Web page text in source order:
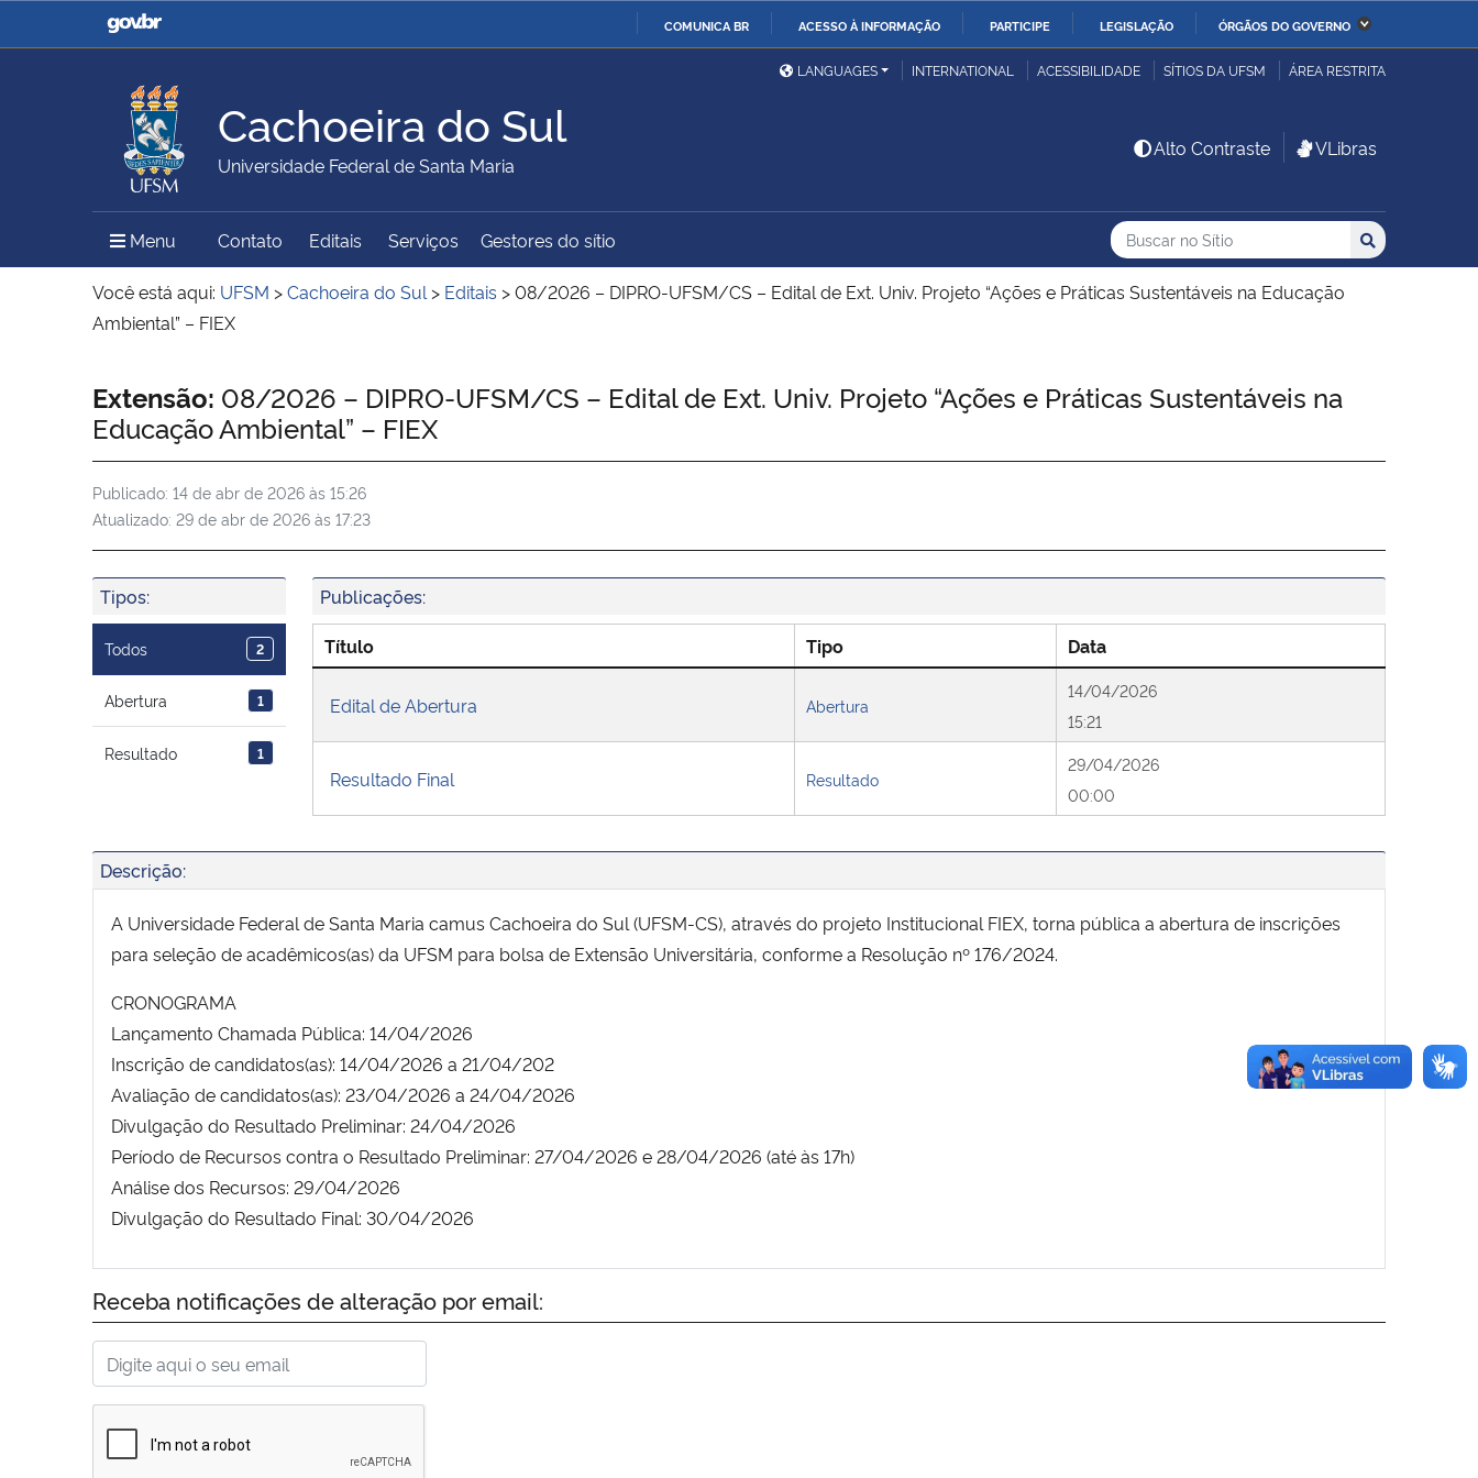
COMUNICA BR ACESSO À INFORMAÇÃO PARTICIPE LEGISLAÇÃO ÓRGÃOS DO GOVERNO
Casa Civil
Ministério da Justiça e
Ministério da Defesa
Ministério das Relações
Exteriores
Ministério da Economia Ministério da Infraestrutura
Ministério da Agricultura,
Pecuária e Abastecimento
Ministério da Educação Ministério da Cidadania
Ministério da Ciência,
Tecnologia, Inovações e
Ministério do Meio Ambiente Ministério do Turismo
Ministério do
Desenvolvimento Regional
União
Família e dos Direitos
Institucional
LANGUAGES INTERNATIONAL ACESSIBILIDADE SÍTIOS DA UFSM ÁREA RESTRITA
Cachoeira do Sul
Universidade Federal de Santa Maria
Alto Contraste VLibras
Menu Menu Principal do Sítio
Contato Editais Serviços Gestores do sítio Busca
Buscar no no Sítio
Busca: Buscar
Você está aqui: UFSM >Cachoeira do Sul > Editais >08/2026 – DIPRO-UFSM/CS – Edital de Ext. Univ. Projeto “Ações e Práticas Sustentáveis na Educação
Ambiental” – FIEX
Início do conteúdo
Extensão: 08/2026 – DIPRO-UFSM/CS – Edital de Ext. Univ. Projeto “Ações e Práticas Sustentáveis na
Educação Ambiental” – FIEX
Publicado: 14 de abr de 2026 às 15:26
Atualizado: 29 de abr de 2026 às 17:23
Tipos:
Todos 2
Abertura 1
Resultado 1
Publicações:
Título Tipo Data
Edital de Abertura Abertura
14/04/2026
15:21
Resultado Final Resultado
29/04/2026
00:00
Descrição:
A Universidade Federal de Santa Maria camus Cachoeira do Sul (UFSM-CS), através do projeto Institucional FIEX, torna pública a abertura de inscrições
para seleção de acadêmicos(as) da UFSM para bolsa de Extensão Universitária, conforme a Resolução nº 176/2024.
CRONOGRAMA
Lançamento Chamada Pública: 14/04/2026
Inscrição de candidatos(as): 14/04/2026 a 21/04/202
Avaliação de candidatos(as): 23/04/2026 a 24/04/2026
Divulgação do Resultado Preliminar: 24/04/2026
Período de Recursos contra o Resultado Preliminar: 27/04/2026 e 28/04/2026 (até às 17h)
Análise dos Recursos: 29/04/2026
Divulgação do Resultado Final: 30/04/2026
Receba notificações de alteração por email: